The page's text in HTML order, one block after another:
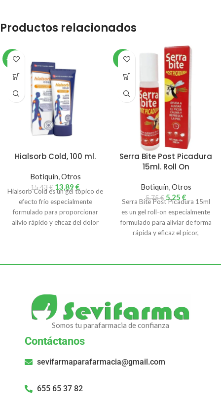
Productos relacionados
-10%
Hialsorb Cold, 100 ml.
Botiquín,Otros
15,43€ 13,89 €
Hialsorb Cold es un gel tópico de
efecto frío especialmente
formulado para proporcionar
alivio rápido y eficaz del dolor
-9%
Serra Bite Post Picadura
15ml. Roll On
Botiquín,Otros
5,75€ 5,25 €
Serra Bite Post Picadura 15ml
es un gel roll-on especialmente
formulado para aliviar de forma
rápida y eficaz el picor,
Somos tu parafarmacia de confianza
Contáctanos
sevifarmaparafarmacia@gmail.com
655 65 37 82